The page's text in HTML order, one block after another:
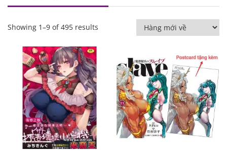
Showing 1–9 of 495 results